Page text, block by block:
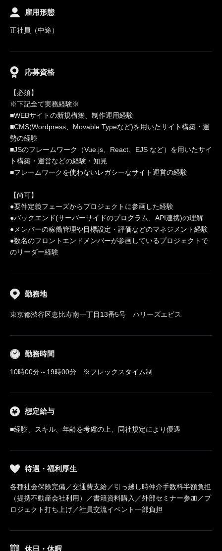
雇用形態
正社員（中途）
応募資格
【必須】
※下記全て実務経験※
■WEBサイトの新規構築、制作運用経験
■CMS(Wordpress、Movable Typeなど)を用いたサイト構築・運
勢の経験
■JSのフレームワーク（Vue.js、React、EJS など）を用いたサイ
ト構築・運営などの経験・知見
■フレームワークを使わないレガシーなサイト運営の経験
【尚可】
●要件定義フェーズからプロジェクトに参画した経験
●バックエンド(サーバーサイドのプログラム、API連携)の理解
●メンバーの稼働管理や目標設定・評価などのマネジメント経験
●数名のフロントエンドメンバーが参画しているプロジェクトで
のリーダー経験
勤務地
東京都渋谷区恵比寿南一丁目13番5号 ハリーズエビス
勤務時間
10時00分～19時00分 ※フレックスタイム制
想定給与
■経験、スキル、年齢を考慮の上、同社規定により優遇
待遇・福利厚生
各種社会保険完備／交通費支給／引っ越し時仲介手数料半額負担
（提携不動産会社利用）／書籍資料購入／外部セミナー参加／プ
ロジェクト打ち上げ／社員交流イベント一部負担
休日・休暇